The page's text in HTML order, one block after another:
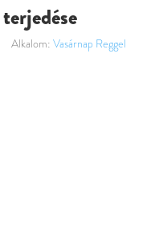
Alkalom: Vasárnap Reggel